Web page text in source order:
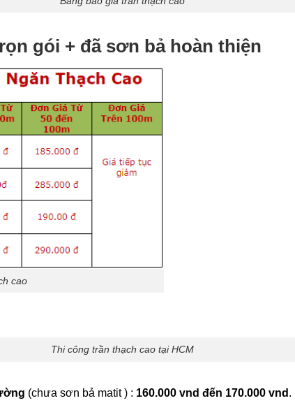
gói + đã sơn bả hoàn thiện
cao
Thi công trần thạch cao tại HCM
(chưa sơn bả matit ) : 160.000 vnd đến 170.000 vnd .